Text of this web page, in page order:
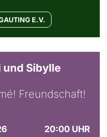
E.V.
und Sibylle
Freundschaft!
20:00 UHR